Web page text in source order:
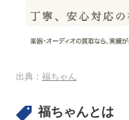
出典： 福ちゃん
福ちゃんとは